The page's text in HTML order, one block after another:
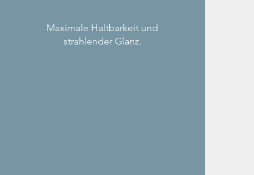
Maximale Haltbarkeit und
strahlender Glanz.